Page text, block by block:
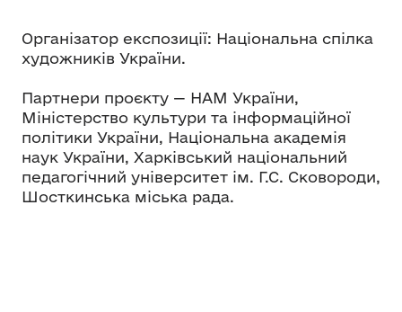
Організатор експозиції: Національна спілка
художників України.
Партнери проєкту — НАМ України,
Міністерство культури та інформаційної
політики України, Національна академія
наук України, Харківський національний
педагогічний університет ім. Г.С. Сковороди,
Шосткинська міська рада.